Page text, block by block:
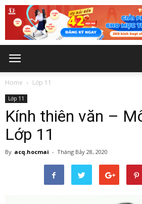
Home Lớp 11
Lớp 11
Kính thiên văn –
Lớp 11
By acq.hocmai - Tháng Bảy 28, 2020